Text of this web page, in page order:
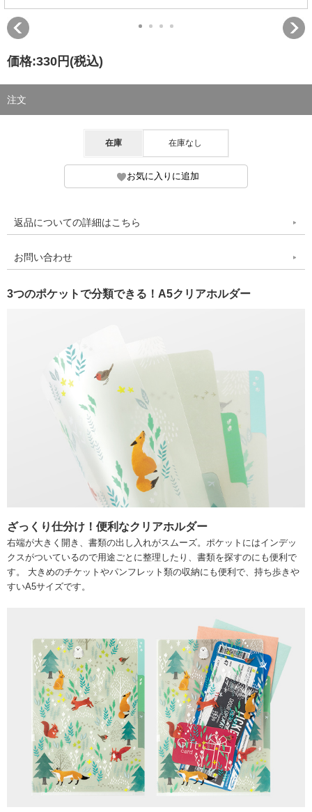
価格:330円 (税込)
注文
在庫 在庫なし
返品についての詳細はこちら
お問い合わせ
3つのポケットで分類できる！A5クリアホルダー
ざっくり仕分け！便利なクリアホルダー
右端が大きく開き、書類の出し入れがスムーズ。ポケットにはインデッ
クスがついているので用途ごとに整理したり、書類を探すのにも便利で
す。 大きめのチケットやパンフレット類の収納にも便利で、持ち歩きや
すいA5サイズです。